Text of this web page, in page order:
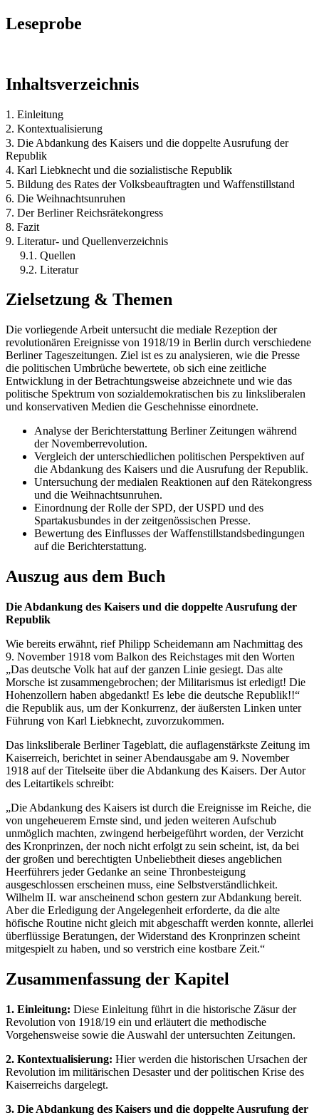
Leseprobe
Inhaltsverzeichnis
1. Einleitung
2. Kontextualisierung
3. Die Abdankung des Kaisers und die doppelte Ausrufung der
Republik
4. Karl Liebknecht und die sozialistische Republik
5. Bildung des Rates der Volksbeauftragten und Waffenstillstand
6. Die Weihnachtsunruhen
7. Der Berliner Reichsrätekongress
8. Fazit
9. Literatur- und Quellenverzeichnis
9.1. Quellen
9.2. Literatur
Zielsetzung & Themen
Die vorliegende Arbeit untersucht die mediale Rezeption der
revolutionären Ereignisse von 1918/19 in Berlin durch verschiedene
Berliner Tageszeitungen. Ziel ist es zu analysieren, wie die Presse
die politischen Umbrüche bewertete, ob sich eine zeitliche
Entwicklung in der Betrachtungsweise abzeichnete und wie das
politische Spektrum von sozialdemokratischen bis zu linksliberalen
und konservativen Medien die Geschehnisse einordnete.
Analyse der Berichterstattung Berliner Zeitungen während
der Novemberrevolution.
Vergleich der unterschiedlichen politischen Perspektiven auf
die Abdankung des Kaisers und die Ausrufung der Republik.
Untersuchung der medialen Reaktionen auf den Rätekongress
und die Weihnachtsunruhen.
Einordnung der Rolle der SPD, der USPD und des
Spartakusbundes in der zeitgenössischen Presse.
Bewertung des Einflusses der Waffenstillstandsbedingungen
auf die Berichterstattung.
Auszug aus dem Buch
Die Abdankung des Kaisers und die doppelte Ausrufung der
Republik
Wie bereits erwähnt, rief Philipp Scheidemann am Nachmittag des
9. November 1918 vom Balkon des Reichstages mit den Worten
„Das deutsche Volk hat auf der ganzen Linie gesiegt. Das alte
Morsche ist zusammengebrochen; der Militarismus ist erledigt! Die
Hohenzollern haben abgedankt! Es lebe die deutsche Republik!!“
die Republik aus, um der Konkurrenz, der äußersten Linken unter
Führung von Karl Liebknecht, zuvorzukommen.
Das linksliberale Berliner Tageblatt, die auflagenstärkste Zeitung im
Kaiserreich, berichtet in seiner Abendausgabe am 9. November
1918 auf der Titelseite über die Abdankung des Kaisers. Der Autor
des Leitartikels schreibt:
„Die Abdankung des Kaisers ist durch die Ereignisse im Reiche, die
von ungeheuerem Ernste sind, und jeden weiteren Aufschub
unmöglich machten, zwingend herbeigeführt worden, der Verzicht
des Kronprinzen, der noch nicht erfolgt zu sein scheint, ist, da bei
der großen und berechtigten Unbeliebtheit dieses angeblichen
Heerführers jeder Gedanke an seine Thronbesteigung
ausgeschlossen erscheinen muss, eine Selbstverständlichkeit.
Wilhelm II. war anscheinend schon gestern zur Abdankung bereit.
Aber die Erledigung der Angelegenheit erforderte, da die alte
höfische Routine nicht gleich mit abgeschafft werden konnte, allerlei
überflüssige Beratungen, der Widerstand des Kronprinzen scheint
mitgespielt zu haben, und so verstrich eine kostbare Zeit.“
Zusammenfassung der Kapitel
1. Einleitung: Diese Einleitung führt in die historische Zäsur der
Revolution von 1918/19 ein und erläutert die methodische
Vorgehensweise sowie die Auswahl der untersuchten Zeitungen.
2. Kontextualisierung: Hier werden die historischen Ursachen der
Revolution im militärischen Desaster und der politischen Krise des
Kaiserreichs dargelegt.
3. Die Abdankung des Kaisers und die doppelte Ausrufung der